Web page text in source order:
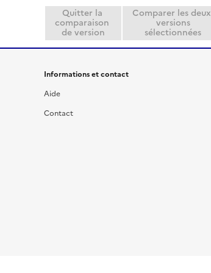
Quitter la
comparaison
de version
Comparer les deux
versions
sélectionnées
Informations et contact
Aide
Contact